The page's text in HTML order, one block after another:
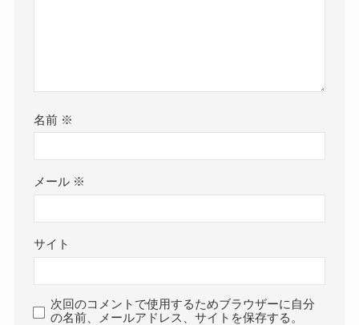
名前 ※
メール ※
サイト
次回のコメントで使用するためブラウザーに自分
の名前、メールアドレス、サイトを保存する。